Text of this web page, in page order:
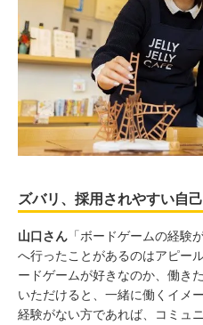
ズバリ、採用されやすい自
山口さん 「ボードゲームの経験
へ行ったことがあるのはアピー
ードゲームが好きなのか、働き
いただけると、一緒に働くイメ
経験がない方であれば、コミュ